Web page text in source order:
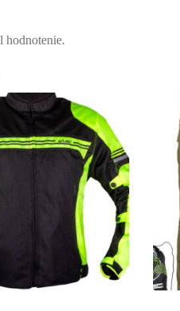
hodnotenie.